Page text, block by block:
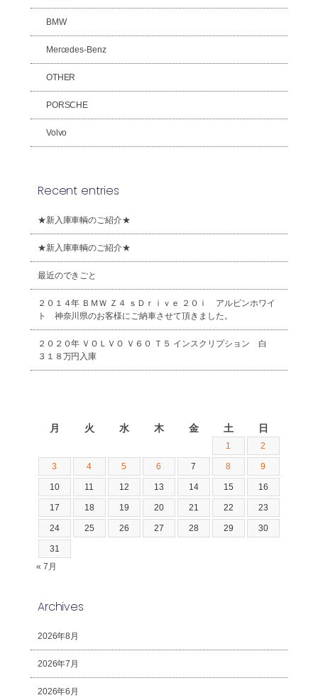
BMW
Mercedes-Benz
OTHER
PORSCHE
Volvo
Recent entries
★新入庫車輌のご紹介★
★新入庫車輌のご紹介★
最近のできごと
２０１４年 ＢＭＷ Ｚ４ ｓＤｒｉｖｅ ２０ｉ アルピンホワイ
ト 神奈川県のお客様にご納車させて頂きました。
２０２０年 ＶＯＬＶＯ Ｖ６０ Ｔ５ インスクリプション 白
３１８万円入庫
月 火 水 木 金 土 日
1 2
3 4 5 6 7 8 9
10 11 12 13 14 15 16
17 18 19 20 21 22 23
24 25 26 27 28 29 30
31
« 7月
Archives
2026年8月
2026年7月
2026年6月